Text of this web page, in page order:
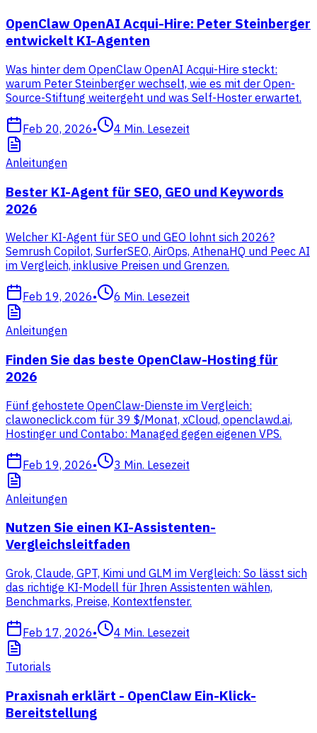
OpenClaw OpenAI Acqui-Hire: Peter Steinberger
entwickelt KI-Agenten
Was hinter dem OpenClaw OpenAI Acqui-Hire steckt:
warum Peter Steinberger wechselt, wie es mit der Open-
Source-Stiftung weitergeht und was Self-Hoster erwartet.
Feb 20, 2026• 4 Min. Lesezeit
Anleitungen
Bester KI-Agent für SEO, GEO und Keywords
2026
Welcher KI-Agent für SEO und GEO lohnt sich 2026?
Semrush Copilot, SurferSEO, AirOps, AthenaHQ und Peec AI
im Vergleich, inklusive Preisen und Grenzen.
Feb 19, 2026• 6 Min. Lesezeit
Anleitungen
Finden Sie das beste OpenClaw-Hosting für
2026
Fünf gehostete OpenClaw-Dienste im Vergleich:
clawoneclick.com für 39 $/Monat, xCloud, openclawd.ai,
Hostinger und Contabo: Managed gegen eigenen VPS.
Feb 19, 2026• 3 Min. Lesezeit
Anleitungen
Nutzen Sie einen KI-Assistenten-
Vergleichsleitfaden
Grok, Claude, GPT, Kimi und GLM im Vergleich: So lässt sich
das richtige KI-Modell für Ihren Assistenten wählen,
Benchmarks, Preise, Kontextfenster.
Feb 17, 2026• 4 Min. Lesezeit
Tutorials
Praxisnah erklärt - OpenClaw Ein-Klick-
Bereitstellung